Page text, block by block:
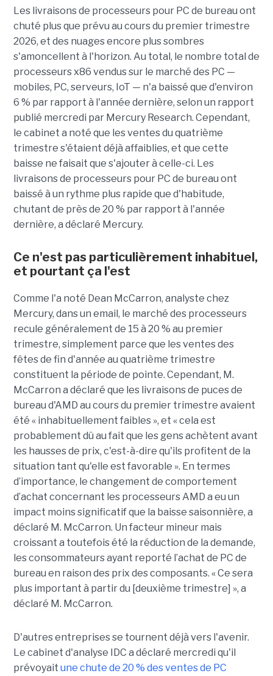
Les livraisons de processeurs pour PC de bureau ont
chuté plus que prévu au cours du premier trimestre
2026, et des nuages encore plus sombres
s'amoncellent à l'horizon. Au total, le nombre total de
processeurs x86 vendus sur le marché des PC —
mobiles, PC, serveurs, IoT — n'a baissé que d'environ
6 % par rapport à l'année dernière, selon un rapport
publié mercredi par Mercury Research. Cependant,
le cabinet a noté que les ventes du quatrième
trimestre s'étaient déjà affaiblies, et que cette
baisse ne faisait que s'ajouter à celle-ci. Les
livraisons de processeurs pour PC de bureau ont
baissé à un rythme plus rapide que d'habitude,
chutant de près de 20 % par rapport à l'année
dernière, a déclaré Mercury.
Ce n'est pas particulièrement inhabituel,
et pourtant ça l'est
Comme l'a noté Dean McCarron, analyste chez
Mercury, dans un email, le marché des processeurs
recule généralement de 15 à 20 % au premier
trimestre, simplement parce que les ventes des
fêtes de fin d'année au quatrième trimestre
constituent la période de pointe. Cependant, M.
McCarron a déclaré que les livraisons de puces de
bureau d'AMD au cours du premier trimestre avaient
été « inhabituellement faibles », et « cela est
probablement dû au fait que les gens achètent avant
les hausses de prix, c'est-à-dire qu'ils profitent de la
situation tant qu'elle est favorable ». En termes
d’importance, le changement de comportement
d’achat concernant les processeurs AMD a eu un
impact moins significatif que la baisse saisonnière, a
déclaré M. McCarron. Un facteur mineur mais
croissant a toutefois été la réduction de la demande,
les consommateurs ayant reporté l’achat de PC de
bureau en raison des prix des composants. « Ce sera
plus important à partir du [deuxième trimestre] », a
déclaré M. McCarron.
D'autres entreprises se tournent déjà vers l'avenir.
Le cabinet d'analyse IDC a déclaré mercredi qu'il
prévoyait une chute de 20 % des ventes de PC